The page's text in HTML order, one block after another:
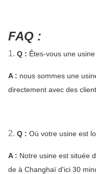
FAQ :
1. Q : Êtes-vous une
A : nous sommes une
directement avec des
2. Q : Où votre usine est
A : Notre usine est située
de à Changhaï d'ici 30